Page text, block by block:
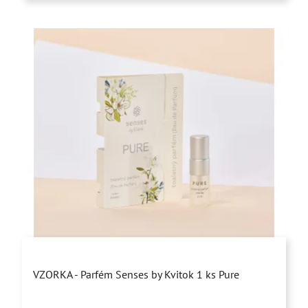
hodnotenie
VZORKA - Parfém Senses by Kvitok 1 ks Pure